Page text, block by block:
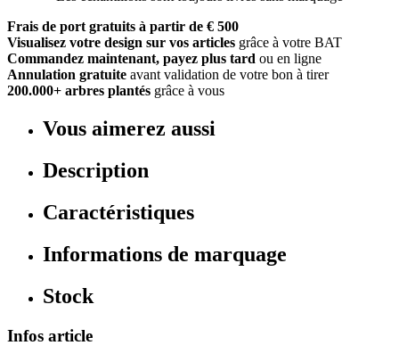
Frais de port gratuits à partir de € 500
Visualisez votre design sur vos articles grâce à votre BAT
Commandez maintenant, payez plus tard ou en ligne
Annulation gratuite avant validation de votre bon à tirer
200.000+ arbres plantés grâce à vous
Vous aimerez aussi
Description
Caractéristiques
Informations de marquage
Stock
Infos article